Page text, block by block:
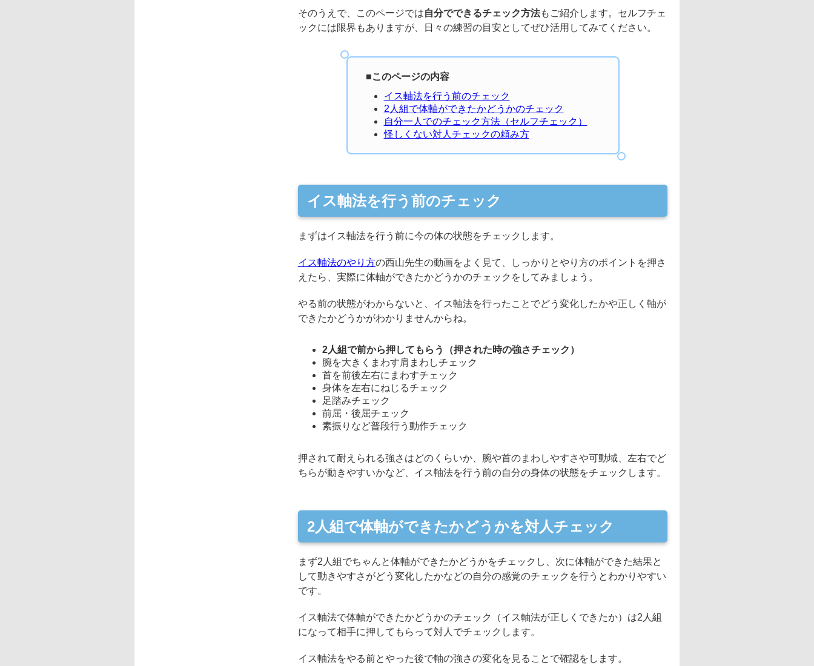
そのうえで、このページでは自分でできるチェック方法もご紹介します。セルフチェ
ックには限界もありますが、日々の練習の目安としてぜひ活用してみてください。
■このページの内容
イス軸法を行う前のチェック
2人組で体軸ができたかどうかのチェック
自分一人でのチェック方法（セルフチェック）
怪しくない対人チェックの頼み方
イス軸法を行う前のチェック
まずはイス軸法を行う前に今の体の状態をチェックします。
イス軸法のやり方の西山先生の動画をよく見て、しっかりとやり方のポイントを押さ
えたら、実際に体軸ができたかどうかのチェックをしてみましょう。
やる前の状態がわからないと、イス軸法を行ったことでどう変化したかや正しく軸が
できたかどうかがわかりませんからね。
2人組で前から押してもらう（押された時の強さチェック）
腕を大きくまわす肩まわしチェック
首を前後左右にまわすチェック
身体を左右にねじるチェック
足踏みチェック
前屈・後屈チェック
素振りなど普段行う動作チェック
押されて耐えられる強さはどのくらいか、腕や首のまわしやすさや可動域、左右でど
ちらが動きやすいかなど、イス軸法を行う前の自分の身体の状態をチェックします。
2人組で体軸ができたかどうかを対人チェック
まず2人組でちゃんと体軸ができたかどうかをチェックし、次に体軸ができた結果と
して動きやすさがどう変化したかなどの自分の感覚のチェックを行うとわかりやすい
です。
イス軸法で体軸ができたかどうかのチェック（イス軸法が正しくできたか）は2人組
になって相手に押してもらって対人でチェックします。
イス軸法をやる前とやった後で軸の強さの変化を見ることで確認をします。